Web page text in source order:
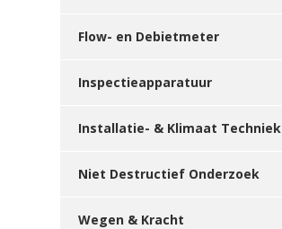
Flow- en Debietmeter
Inspectieapparatuur
Installatie- & Klimaat Techniek
Niet Destructief Onderzoek
Wegen & Kracht